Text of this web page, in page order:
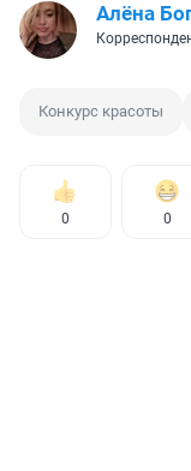
Алёна
Конкурс красоты
0 0